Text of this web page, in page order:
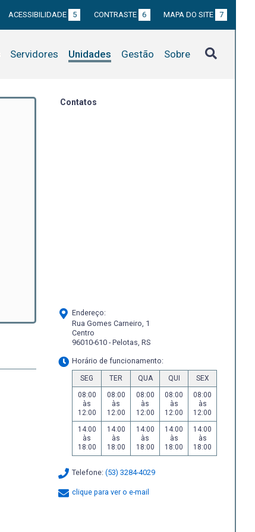
ACESSIBILIDADE 5 CONTRASTE 6 MAPA DO SITE 7
Servidores Unidades Gestão Sobre
Contatos
Endereço:
Rua Gomes Carneiro, 1
Centro
96010-610 - Pelotas, RS
Horário de funcionamento:
SEG TER QUA QUI
SEX
08:00
às
12:00
08:00
às
12:00
08:00
às
12:00
08:00
às
12:00
08:00
às
12:00
14:00
às
18:00
14:00
às
18:00
14:00
às
18:00
14:00
às
18:00
14:00
às
18:00
Telefone: (53) 3284-4029
clique para ver o e-mail